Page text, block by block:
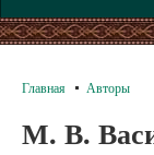
Главная Авторы
М. В.